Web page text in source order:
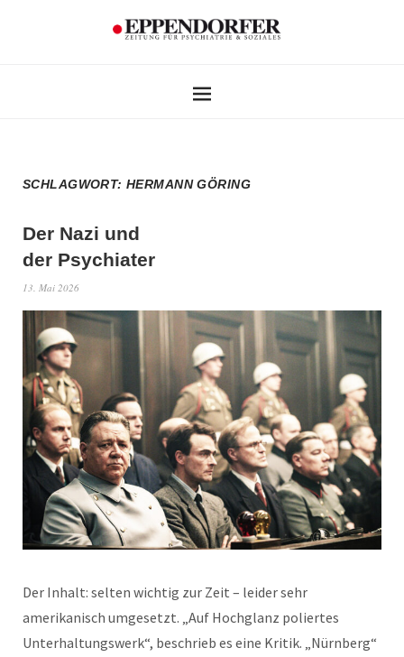
SCHLAGWORT:HERMANN GÖRING
Der Nazi und
der Psychiater
13. Mai 2026
Der Inhalt: selten wichtig zur Zeit – leider sehr
amerikanisch umgesetzt. „Auf Hochglanz poliertes
Unterhaltungswerk“, beschrieb es eine Kritik. „Nürnberg“